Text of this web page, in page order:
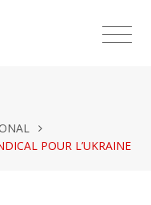
POUR L’UKRAINE